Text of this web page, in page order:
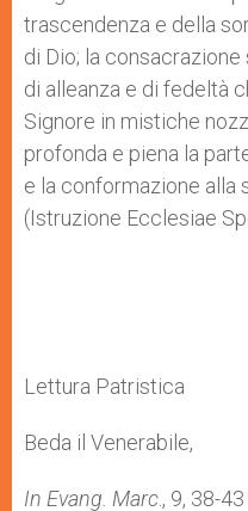
trascendenza e della
di Dio; la
di alleanza e di fedeltà
Signore in mistiche
profonda e piena la
e la conformazione alla
(Istruzione Ecclesiae
Lettura Patristica
Beda il Venerabile,
In Evang. Marc., 9, 38-43